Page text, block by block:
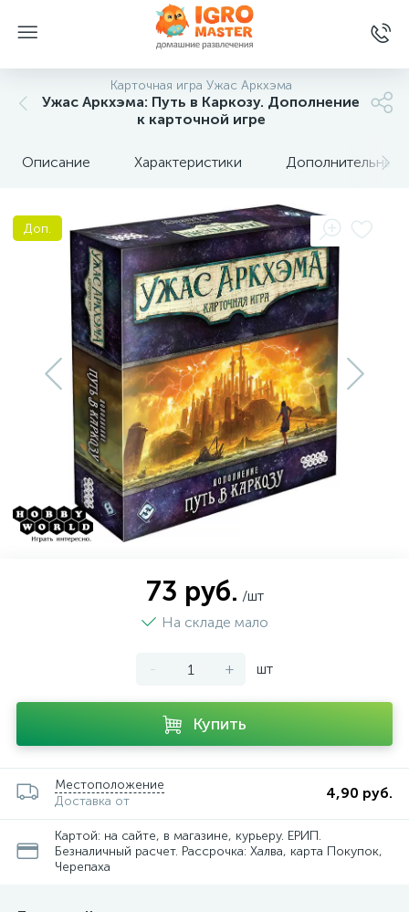
Карточная игра Ужас Аркхэма
Ужас Аркхэма: Путь в Каркозу. Дополнение
к карточной игре
Описание Характеристики Дополнительные
Доп.
73 руб. /шт
На складе мало
- + шт
Купить
Местоположение
Доставка от
4,90 руб.
Картой: на сайте, в магазине, курьеру. ЕРИП.
Безналичный расчет. Рассрочка: Халва, карта Покупок,
Черепаха